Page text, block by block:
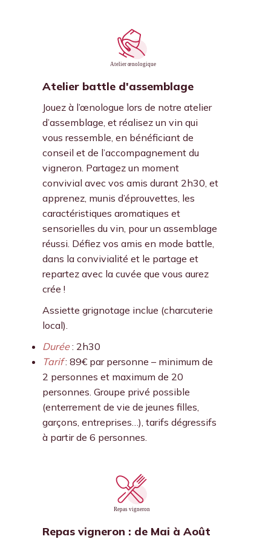
Atelier battle d'assemblage
Jouez à l’œnologue lors de notre atelier
d’assemblage, et réalisez un vin qui
vous ressemble, en bénéficiant de
conseil et de l’accompagnement du
vigneron. Partagez un moment
convivial avec vos amis durant 2h30, et
apprenez, munis d’éprouvettes, les
caractéristiques aromatiques et
sensorielles du vin, pour un assemblage
réussi. Défiez vos amis en mode battle,
dans la convivialité et le partage et
repartez avec la cuvée que vous aurez
crée !
Assiette grignotage inclue (charcuterie
local).
Durée: 2h30
Tarif: 89€ par personne – minimum de
2 personnes et maximum de 20
personnes. Groupe privé possible
(enterrement de vie de jeunes filles,
garçons, entreprises…), tarifs dégressifs
à partir de 6 personnes.
Repas vigneron : de Mai à Août